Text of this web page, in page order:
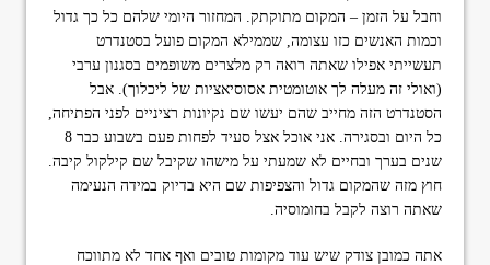
וחבל על הזמן – המקום מתוקתק. המחזור היומי שלהם כל כך גדול
וכמות האנשים כזו עצומה, שממילא המקום פועל בסטנדרט
תעשייתי אפילו שאתה רואה רק מלצרים משופמים בסגנון ערבי
(ואולי זה מעלה לך אוטומטית אסוסיאציות של ליכלוך). אבל
הסטנדרט הזה מחייב שהם יעשו שם נקיונות רציניים לפני הפתיחה,
כל היום ובסגירה. אני אוכל אצל סעיד לפחות פעם בשבוע כבר 8
שנים בערך ובחיים לא שמעתי על מישהו שקיבל שם קילקול קיבה.
חוץ מזה שהמקום גדול והצפיפות שם היא בדיוק במידה הנעימה
שאתה רוצה לקבל בחומוסיה.
אתה כמובן צודק שיש עוד מקומות טובים ואף אחד לא מתווכח